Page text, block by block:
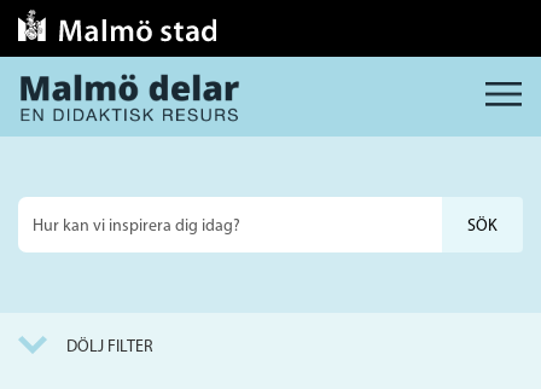
MENY
Sök
på
DÖLJ FILTER